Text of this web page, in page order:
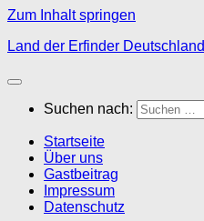
Zum Inhalt springen
Land der Erfinder Deutschland
Suchen nach:
Startseite
Über uns
Gastbeitrag
Impressum
Datenschutz